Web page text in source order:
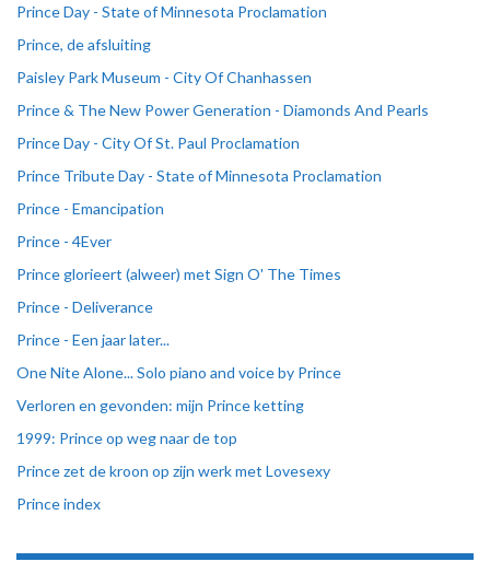
Prince Day - State of Minnesota Proclamation
Prince, de afsluiting
Paisley Park Museum - City Of Chanhassen
Prince & The New Power Generation - Diamonds And Pearls
Prince Day - City Of St. Paul Proclamation
Prince Tribute Day - State of Minnesota Proclamation
Prince - Emancipation
Prince - 4Ever
Prince glorieert (alweer) met Sign O' The Times
Prince - Deliverance
Prince - Een jaar later...
One Nite Alone... Solo piano and voice by Prince
Verloren en gevonden: mijn Prince ketting
1999: Prince op weg naar de top
Prince zet de kroon op zijn werk met Lovesexy
Prince index